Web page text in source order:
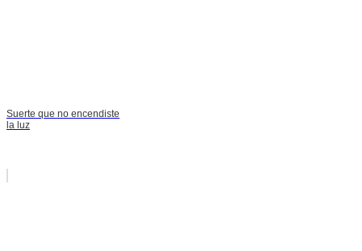
Suerte que no encendiste
la luz